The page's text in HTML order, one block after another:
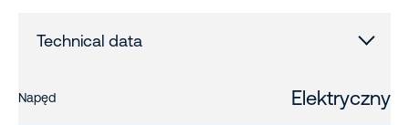
Technical data
Napęd Elektryczny